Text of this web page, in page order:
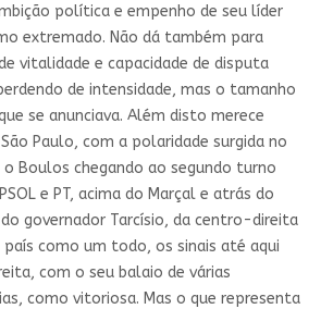
política e empenho de seu líder
extremado. Não dá também para
vitalidade e capacidade de disputa
de intensidade, mas o tamanho
se anunciava. Além disto merece
Paulo, com a polaridade surgida no
Boulos chegando ao segundo turno
e PT, acima do Marçal e atrás do
governador Tarcísio, da centro-direita
país como um todo, os sinais até aqui
com o seu balaio de várias
como vitoriosa. Mas o que representa